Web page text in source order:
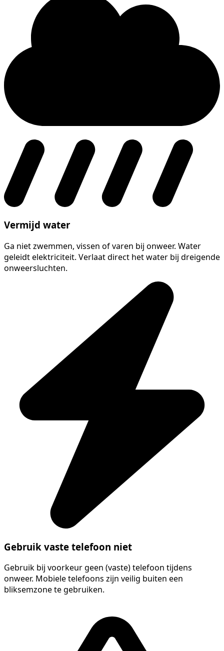
Vermijd water
Ga niet zwemmen, vissen of varen bij onweer. Water
geleidt elektriciteit. Verlaat direct het water bij dreigende
onweersluchten.
Gebruik vaste telefoon niet
Gebruik bij voorkeur geen (vaste) telefoon tijdens
onweer. Mobiele telefoons zijn veilig buiten een
bliksemzone te gebruiken.